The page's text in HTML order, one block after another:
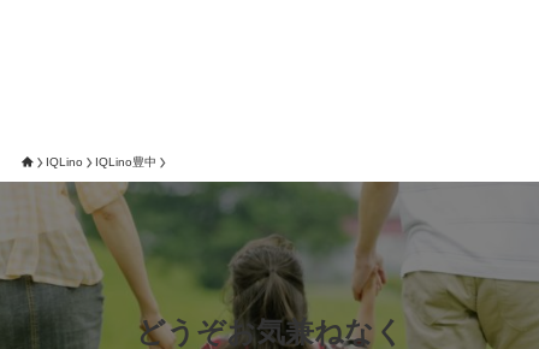
IQLino IQLino豊中
どうぞお気兼ねなく